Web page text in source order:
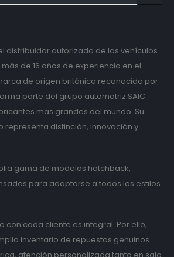
distribuidor autorizado de los vehículos
de 16 años de experiencia en el
de origen británico reconocida por
parte del grupo automotriz SAIC
más grandes del mundo. Su
representa distinción, innovación y
gama de modelos hatchback,
para adaptarse a todos los estilos
con cada cliente es integral. Por ello,
inventario de repuestos genuinos